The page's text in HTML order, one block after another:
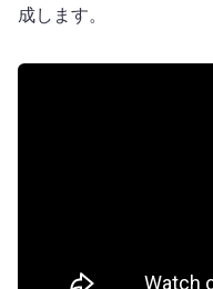
成します。